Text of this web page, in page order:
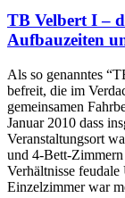
TB Velbert I –
Aufbauzeiten
Als so genanntes
befreit, die im
gemeinsamen
Januar 2010 dass
Veranstaltungsort
und 4-Bett-
Verhältnisse
Einzelzimmer war